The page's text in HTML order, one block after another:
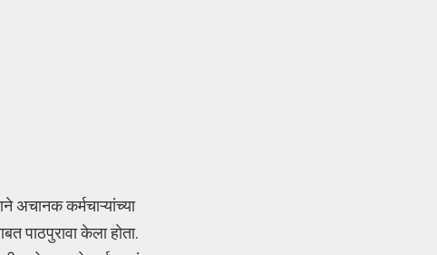
अचानक कर्मचाऱ्यांच्या
पाठपुरावा केला होता.